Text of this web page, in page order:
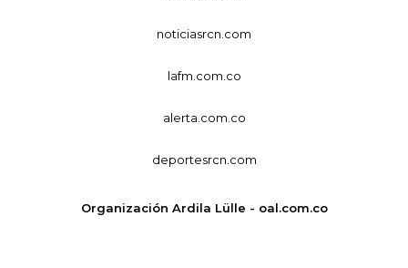
noticiasrcn.com
lafm.com.co
alerta.com.co
deportesrcn.com
Organización Ardila Lülle - oal.com.co